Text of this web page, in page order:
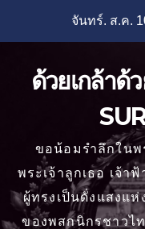
จันทร์. ส.ค.
ด้วยเกล้าด้
ขอน้อมรำลึกใน
พระเจ้าลูกเธอ เจ้า
ผู้ทรงเป็นดั่งแสงแ
ของพสกนิกรชาวไ